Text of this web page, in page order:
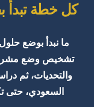
كل خطة تبدأ
ما نبدأ بوضع
تشخيص وضع
والتحديات، ثم
السعودي، حتى